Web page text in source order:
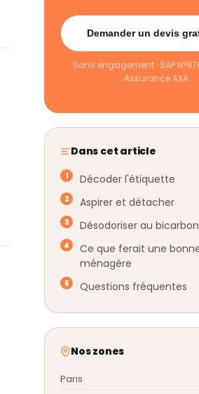
Demander un devis
Sans engagement · SAP
Assurance AXA
Dans cet article
Décoder l'étiquette
Aspirer et détacher
Désodoriser au
Ce que ferait une
ménagère
Questions fréquentes
Nos zones
Paris